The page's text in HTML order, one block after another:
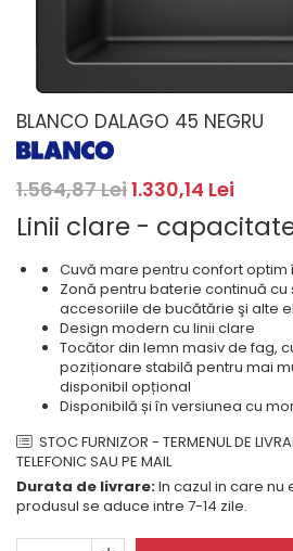
Cuptoare
Cuptoare cu microunde
Hote
Cu montare pe perete
Hote cu montare in blat
Hote cu montare pe colt
Hote rustice
Hote tip insula
Incorporate
Integrate in tavan
Masini de spalat vase
Complet incorporabile
Partial incorporabile
Plite
Ceramica
Domino( seturi modulare)
Electrice
Masini de spalat rufe cu uscator
Uscatoare de rufe
Vitrine frigorifice si minibaruri
BLANCO DALAGO 45 NEGRU
1.564,87 Lei1.330,14 Lei
Linii clare -
Cuvă mare pentru confort optim
Zonă pentru baterie continuă
accesoriile de bucătărie şi alte
Design modern cu linii clare
Tocător din lemn masiv de fag,
poziționare stabilă pentru mai
disponibil opțional
Disponibilă și în versiunea cu
STOC FURNIZOR - TERMENUL DE
TELEFONIC SAU PE MAIL
Durata de livrare:In cazul in care nu
produsul se aduce intre 7-14 zile.